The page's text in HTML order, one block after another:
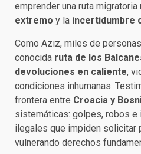
emprender una ruta migratoria
extremo y la incertidumbre
Como Aziz, miles de
conocida ruta de los
devoluciones en caliente,
condiciones inhumanas.
frontera entre Croacia y
sistemáticas: golpes, robos
ilegales que impiden solicitar
vulnerando derechos